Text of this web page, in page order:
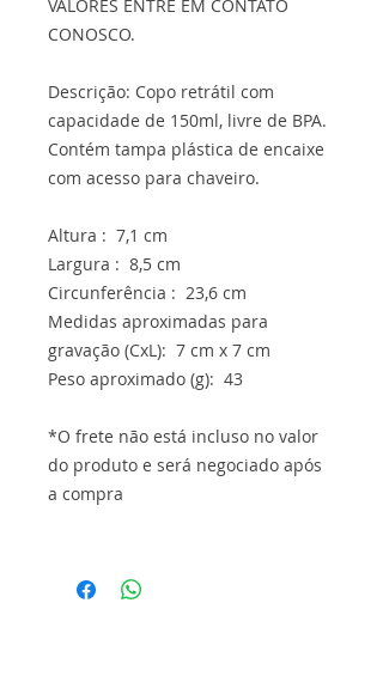
VALORES ENTRE EM CONTATO
CONOSCO.
Descrição: Copo retrátil com
capacidade de 150ml, livre de BPA.
Contém tampa plástica de encaixe
com acesso para chaveiro.
Altura : 7,1 cm
Largura : 8,5 cm
Circunferência : 23,6 cm
Medidas aproximadas para
gravação (CxL): 7 cm x 7 cm
Peso aproximado (g): 43
*O frete não está incluso no valor
do produto e será negociado após
a compra